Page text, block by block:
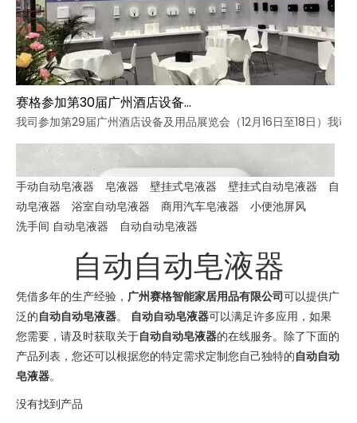
赛格参加第30届广州酒店设备及用品展览会
我司参加第29届广州酒店设备及用品展览会（12月16日至18日）我
手动自动皂液器 皂液器 壁挂式皂液器 壁挂式自动皂液器
自
动皂液器
浴室自动皂液器 商用汽车皂液器
小便池屏风
洗手间 自动皂液器
自动自动皂液器
自动自动皂液器
凭借多年的生产经验， 广州赛格智能家居用品有限公司可以提供广
泛的自动自动皂液器。 自动自动皂液器可以满足许多应用，如果
您需要，请及时获取关于自动自动皂液器的在线服务。除了下面的
产品列表，您还可以根据您的特定需求定制您自己独特的自动自动
皂液器。
没有找到产品